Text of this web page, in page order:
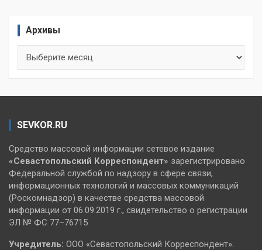
Архивы
SEVKOR.RU
Средство массовой информации сетевое издание
«Севастопольский Корреспондент» зарегистрировано
Федеральной службой по надзору в сфере связи,
информационных технологий и массовых коммуникаций
(Роскомнадзор) в качестве средства массовой
информации от 06.09.2019 г., свидетельство о регистрации
ЭЛ № ФС 77–76715
Учредитель: ООО «Севастопольский Корреспондент».